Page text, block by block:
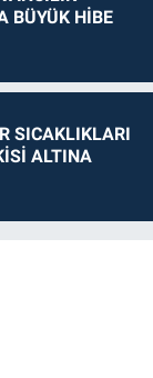
BÜYÜK HİBE
SICAKLIKLARI
ALTINA